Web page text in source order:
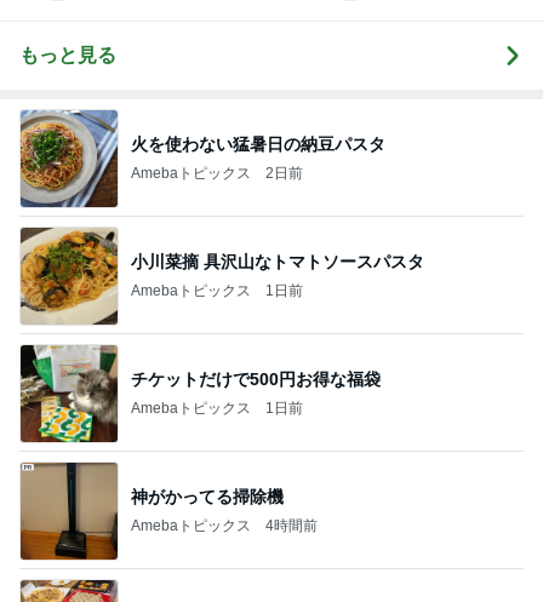
もっと見る
火を使わない猛暑日の納豆パスタ
Amebaトピックス 2日前
小川菜摘 具沢山なトマトソースパスタ
Amebaトピックス 1日前
チケットだけで500円お得な福袋
Amebaトピックス 1日前
神がかってる掃除機
Amebaトピックス 4時間前